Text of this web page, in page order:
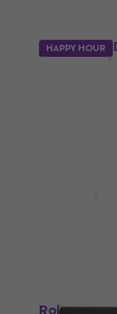
Yamaha
HAPPY HOUR